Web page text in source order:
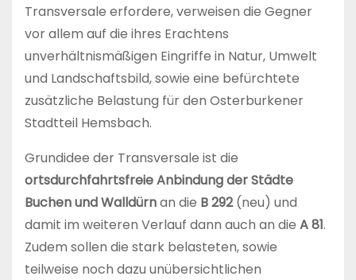
Transversale erfordere, verweisen die Gegner
vor allem auf die ihres Erachtens
unverhältnismäßigen Eingriffe in Natur, Umwelt
und Landschaftsbild, sowie eine befürchtete
zusätzliche Belastung für den Osterburkener
Stadtteil Hemsbach.
Grundidee der Transversale ist die
ortsdurchfahrtsfreie Anbindung der Städte
Buchen und Walldürnan die B 292(neu) und
damit im weiteren Verlauf dann auch an die A 81.
Zudem sollen die stark belasteten, sowie
teilweise noch dazu unübersichtlichen